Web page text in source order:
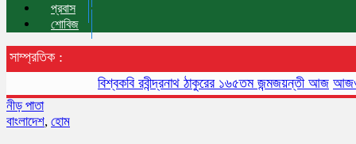
প্রবাস
শোবিজ
সাম্প্রতিক :
বিশ্বকবি রবীন্দ্রনাথ ঠাকুরের ১৬৫তম জন্মজয়ন্তী আজ আজও
নীড় পাতা
বাংলাদেশ, হোম